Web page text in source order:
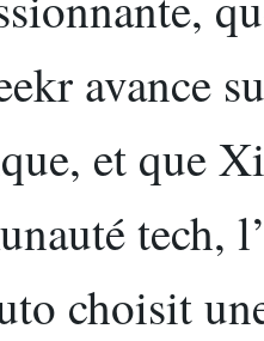
avance
et que
tech,
choisit